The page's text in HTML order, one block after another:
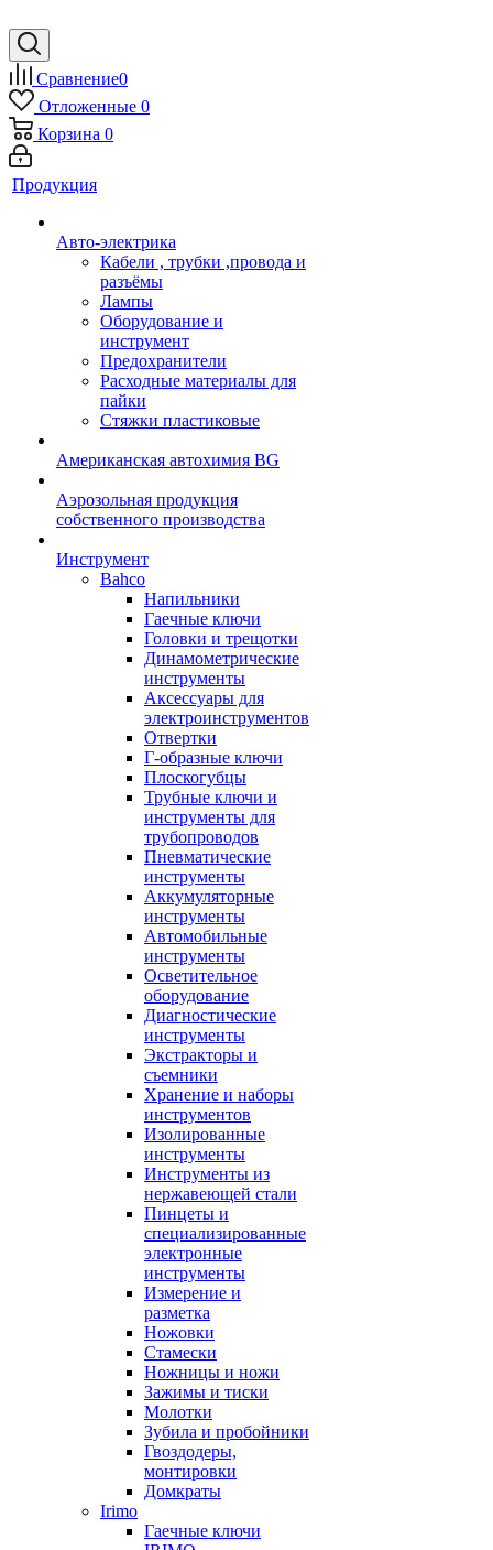
Сравнение0
Отложенные 0
Корзина 0
Продукция
Авто-электрика
Кабели , трубки ,провода и
разъёмы
Лампы
Оборудование и
инструмент
Предохранители
Расходные материалы для
пайки
Стяжки пластиковые
Американская автохимия BG
Аэрозольная продукция
собственного производства
Инструмент
Bahco
Напильники
Гаечные ключи
Головки и трещотки
Динамометрические
инструменты
Аксессуары для
электроинструментов
Отвертки
Г-образные ключи
Плоскогубцы
Трубные ключи и
инструменты для
трубопроводов
Пневматические
инструменты
Аккумуляторные
инструменты
Автомобильные
инструменты
Осветительное
оборудование
Диагностические
инструменты
Экстракторы и
съемники
Хранение и наборы
инструментов
Изолированные
инструменты
Инструменты из
нержавеющей стали
Пинцеты и
специализированные
электронные
инструменты
Измерение и
разметка
Ножовки
Стамески
Ножницы и ножи
Зажимы и тиски
Молотки
Зубила и пробойники
Гвоздодеры,
монтировки
Домкраты
Irimo
Гаечные ключи